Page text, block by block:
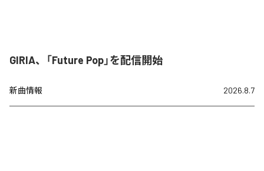
GIRIA、「Future Pop」を配信開始
新曲情報 2026.8.7